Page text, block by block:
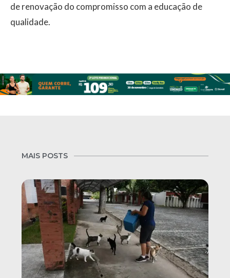
de renovação do compromisso com a educação de
qualidade.
MAIS POSTS